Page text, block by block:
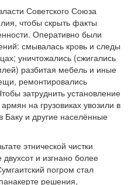
Советского Союза
чтобы скрыть факты
Оперативно были
смывалась кровь и следы
уничтожались (сжигались
разбитая мебель и иные
ремонтировались
затруднить установление
на грузовиках увозили в
Баку и другие населённые
этнической чистки
и изгнано более
погром стал
решения,